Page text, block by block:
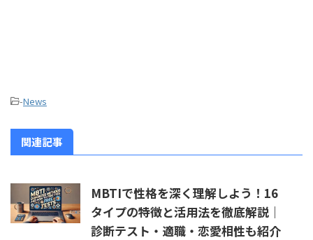
-News
関連記事
MBTIで性格を深く理解しよう！16
タイプの特徴と活用法を徹底解説｜
診断テスト・適職・恋愛相性も紹介